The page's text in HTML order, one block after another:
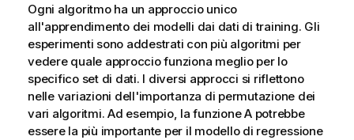
Ogni algoritmo ha un approccio unico
all'apprendimento dei modelli dai dati di training. Gli
esperimenti sono addestrati con più algoritmi per
vedere quale approccio funziona meglio per lo
specifico set di dati. I diversi approcci si riflettono
nelle variazioni dell'importanza di permutazione dei
vari algoritmi. Ad esempio, la funzione A potrebbe
essere la più importante per il modello di regressione